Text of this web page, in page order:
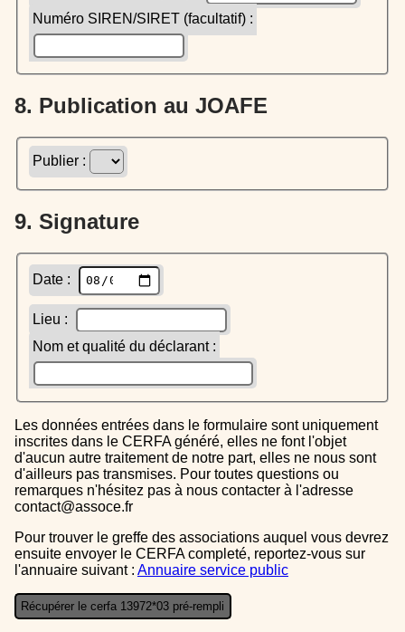
Numéro SIREN/SIRET (facultatif) :
8. Publication au JOAFE
Publier :
9. Signature
Date :
Lieu :
Nom et qualité du déclarant :
Les données entrées dans le formulaire sont uniquement
inscrites dans le CERFA généré, elles ne font l'objet
d'aucun autre traitement de notre part, elles ne nous sont
d'ailleurs pas transmises. Pour toutes questions ou
remarques n'hésitez pas à nous contacter à l'adresse
contact@assoce.fr
Pour trouver le greffe des associations auquel vous devrez
ensuite envoyer le CERFA completé, reportez-vous sur
l'annuaire suivant : Annuaire service public
Récupérer le cerfa 13972*03 pré-rempli